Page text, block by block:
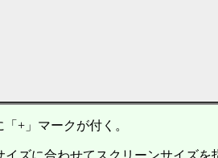
+」マークが付く。
ズに合わせてスクリーンサイズ